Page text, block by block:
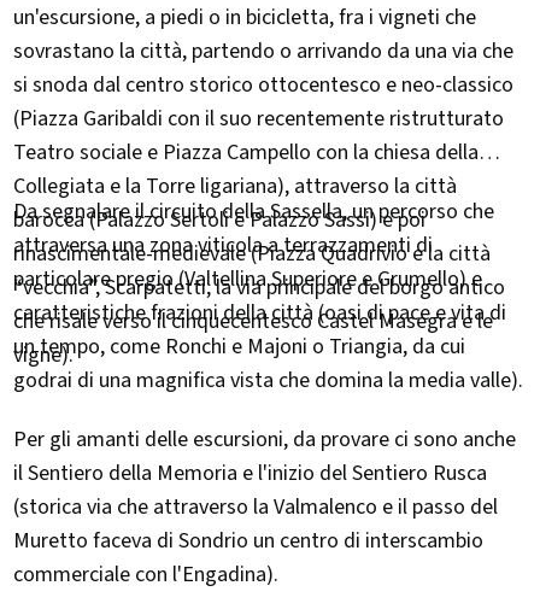
un'escursione, a piedi o in bicicletta, fra i vigneti che
sovrastano la città, partendo o arrivando da una via che
si snoda dal centro storico ottocentesco e neo-classico
(Piazza Garibaldi con il suo recentemente ristrutturato
Teatro sociale e Piazza Campello con la chiesa della
Collegiata e la Torre ligariana), attraverso la città
barocca (Palazzo Sertoli e Palazzo Sassi) e poi
rinascimentale-medievale (Piazza Quadrivio e la città
“vecchia”, Scarpatetti, la via principale del borgo antico
che risale verso il cinquecentesco Castel Masegra e le
vigne).
Da segnalare il circuito della Sassella, un percorso che
attraversa una zona viticola a terrazzamenti di
particolare pregio (Valtellina Superiore e Grumello) e
caratteristiche frazioni della città (oasi di pace e vita di
un tempo, come Ronchi e Majoni o Triangia, da cui
godrai di una magnifica vista che domina la media valle).
Per gli amanti delle escursioni, da provare ci sono anche
il Sentiero della Memoria e l'inizio del Sentiero Rusca
(storica via che attraverso la Valmalenco e il passo del
Muretto faceva di Sondrio un centro di interscambio
commerciale con l'Engadina).